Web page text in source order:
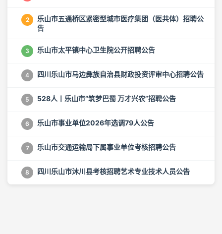
2
乐山市五通桥区紧密型城市医疗集团（医共体）招聘公
告
3 乐山市太平镇中心卫生院公开招聘公告
4 四川乐山市马边彝族自治县财政投资评审中心招聘公告
5 528人丨乐山市“筑梦巴蜀 万才兴农”招聘公告
6 乐山市事业单位2026年选调79人公告
7 乐山市交通运输局下属事业单位考核招聘公告
8 四川乐山市沐川县考核招聘艺术专业技术人员公告